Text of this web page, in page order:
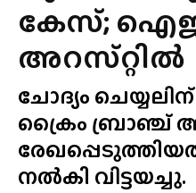
കേസ്;
അറസ്‌റ്റിൽ
ചോദ്യം
ക്രൈം ബ്രാഞ്ച്
നൽകി വിട്ടയച്ചു.